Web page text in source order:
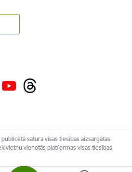
satura visas tiesības aizsargātas.
vienotās platformas visas tiesības